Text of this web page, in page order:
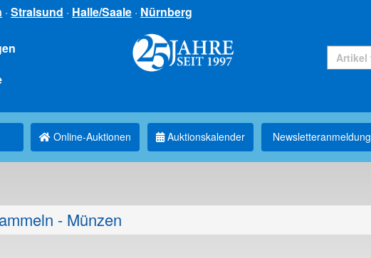
· Stralsund · Halle/Saale · Nürnberg
Online-Auktionen Auktionskalender Newsletter­anmeldung
- Münzen